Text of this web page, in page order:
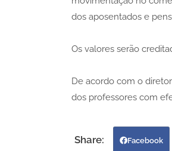
dos aposentados e
Os valores serão
De acordo com o
dos professores com
Facebook